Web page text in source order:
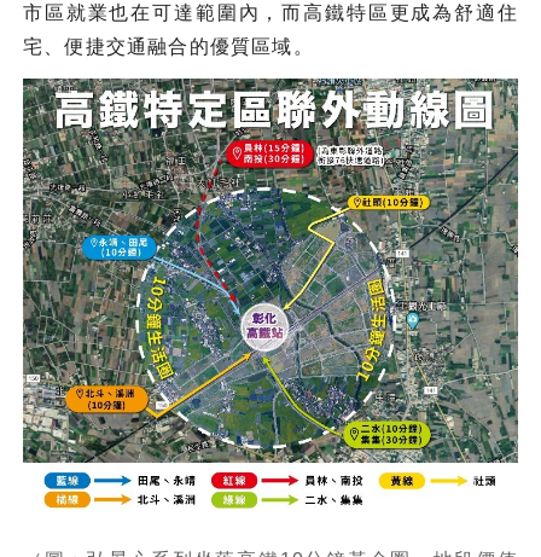
市區就業也在可達範圍內，而高鐵特區更成為舒適住
宅、便捷交通融合的優質區域。